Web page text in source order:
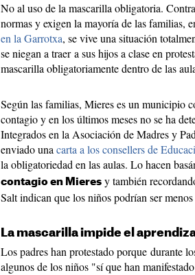
No al uso de la mascarilla obligatoria.
normas y exigen la mayoría de las familias,
en la Garrotxa, se vive una situación
se niegan a traer a sus hijos a clase en
mascarilla obligatoriamente dentro de las
Según las familias, Mieres es un municipio
contagio y en los últimos meses no se ha
Integrados en la Asociación de Madres y
enviado una carta a los consellers de
la obligatoriedad en las aulas. Lo hacen
contagio en Mieres y también
Salt indican que los niños podrían ser
La mascarilla impide el
Los padres han protestado porque durante
algunos de los niños "sí que han